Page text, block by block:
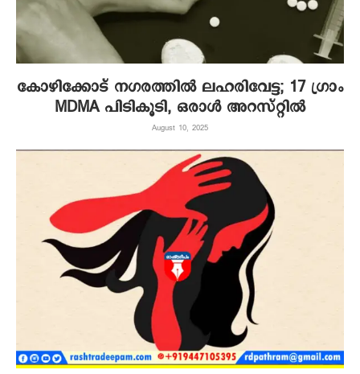
കോഴിക്കോട് നഗരത്തിൽ ലഹരിവേട്ട; 17 ഗ്രാം
MDMA പിടികൂടി, ഒരാൾ അറസ്റ്റിൽ
August 10, 2025